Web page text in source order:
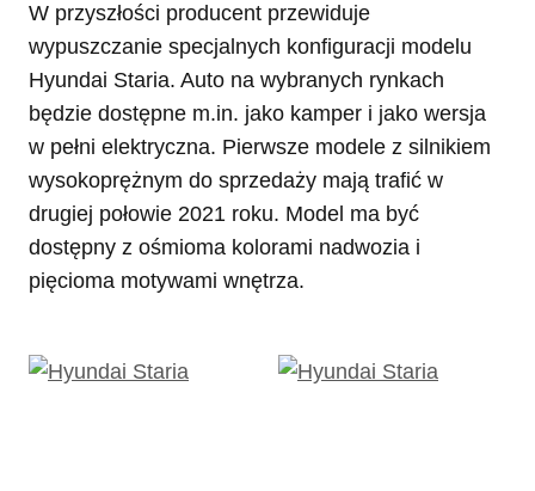
W przyszłości producent przewiduje
wypuszczanie specjalnych konfiguracji modelu
Hyundai Staria. Auto na wybranych rynkach
będzie dostępne m.in. jako kamper i jako wersja
w pełni elektryczna. Pierwsze modele z silnikiem
wysokoprężnym do sprzedaży mają trafić w
drugiej połowie 2021 roku. Model ma być
dostępny z ośmioma kolorami nadwozia i
pięcioma motywami wnętrza.